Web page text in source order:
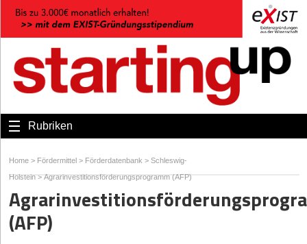
Rubriken
Home > Fördermittel > Förderdatenbank > Schleswig-
Holstein > Agrarinvestitionsförderungsprogramm (AFP)
(AFP)